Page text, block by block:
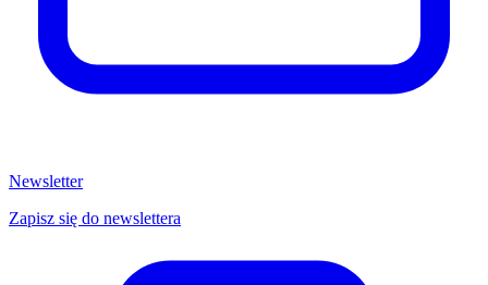
Newsletter
Zapisz się do newslettera